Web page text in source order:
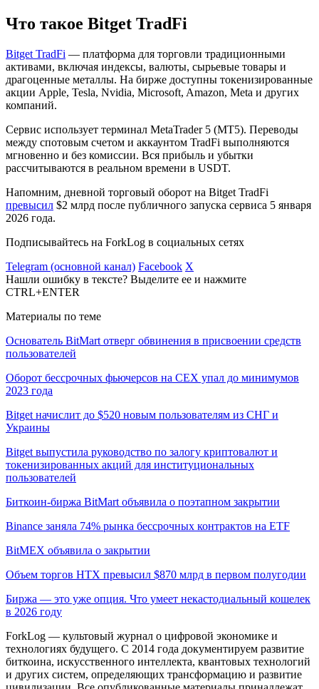
Что такое Bitget TradFi
Bitget TradFi — платформа для торговли традиционными
активами, включая индексы, валюты, сырьевые товары и
драгоценные металлы. На бирже доступны токенизированные
акции Apple, Tesla, Nvidia, Microsoft, Amazon, Meta и других
компаний.
Сервис использует терминал MetaTrader 5 (MT5). Переводы
между спотовым счетом и аккаунтом TradFi выполняются
мгновенно и без комиссии. Вся прибыль и убытки
рассчитываются в реальном времени в USDT.
Напомним, дневной торговый оборот на Bitget TradFi
превысил $2 млрд после публичного запуска сервиса 5 января
2026 года.
Подписывайтесь на ForkLog в социальных сетях
Telegram (основной канал) Facebook X
Нашли ошибку в тексте? Выделите ее и нажмите
CTRL+ENTER
Материалы по теме
Основатель BitMart отверг обвинения в присвоении средств
пользователей
Оборот бессрочных фьючерсов на CEX упал до минимумов
2023 года
Bitget начислит до $520 новым пользователям из СНГ и
Украины
Bitget выпустила руководство по залогу криптовалют и
токенизированных акций для институциональных
пользователей
Биткоин-биржа BitMart объявила о поэтапном закрытии
Binance заняла 74% рынка бессрочных контрактов на ETF
BitMEX объявила о закрытии
Объем торгов HTX превысил $870 млрд в первом полугодии
Биржа — это уже опция. Что умеет некастодиальный кошелек
в 2026 году
ForkLog — культовый журнал о цифровой экономике и
технологиях будущего. С 2014 года документируем развитие
биткоина, искусственного интеллекта, квантовых технологий
и других систем, определяющих трансформацию и развитие